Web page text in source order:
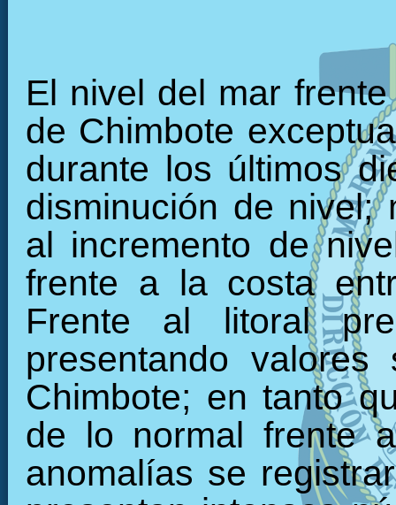
El nivel del mar
de Chimbote
durante los últimos
disminución de nivel;
al incremento de
frente a la costa
Frente al litoral
presentando
Chimbote; en tanto
de lo normal frente
anomalías se